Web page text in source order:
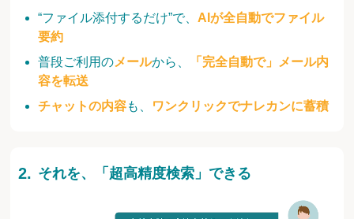
“ファイル添付するだけ”で、 AIが全自動でファイル
要約
普段ご利用のメールから、
「完全自動で」メール内
容を転送
チャットの内容も、 ワンクリックでナレカンに蓄積
それを、「超高精度検索」できる